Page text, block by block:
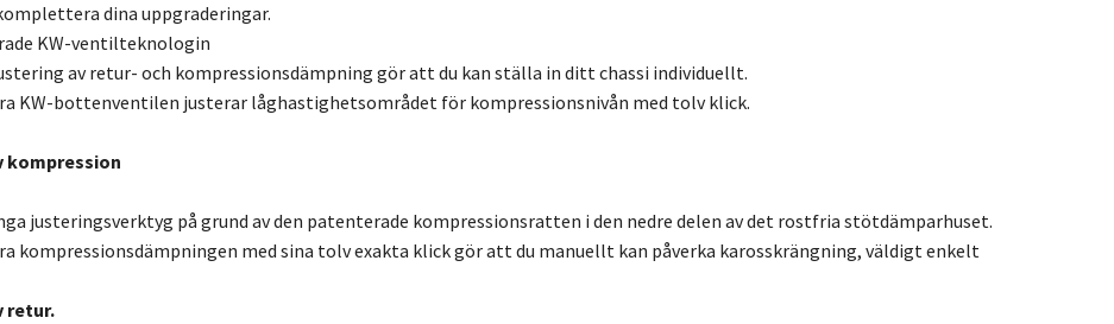
dina uppgraderingar.
KW-ventilteknologin
av retur- och kompressionsdämpning gör att du kan ställa in ditt chassi individuellt.
KW-bottenventilen justerar låghastighetsområdet för kompressionsnivån med tolv klick.
kompression
justeringsverktyg på grund av den patenterade kompressionsratten i den nedre delen av det rostfria stötdämparhuset.
kompressionsdämpningen med sina tolv exakta klick gör att du manuellt kan påverka karosskrängning, väldigt enkelt
retur.